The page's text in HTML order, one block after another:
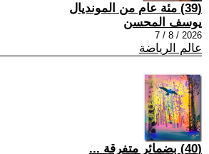
(39) مئة عام من المونديال
يوسف المحسن
2026 / 8 / 7
عالم الرياضة
(40) بضمائر متفرقة ...